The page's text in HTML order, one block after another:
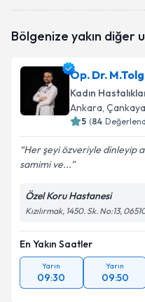
takvimi talebi
bilgilendireceğiz.
E-posta Adresiniz
Kişisel
kapsamda
Bölgenize yakın diğer
Op. Dr.
Kadın
Ankara, Çankaya
5 (84
Her şeyi özveriyle dinleyip
samimi ve...
Özel Koru Hastanesi
Kızılırmak, 1450. Sk. No:13,
En Yakın Saatler
Yarın
09:30
Yarın
09:50